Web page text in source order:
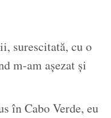
surescitată, cu o
m-am așezat și
în Cabo Verde, eu